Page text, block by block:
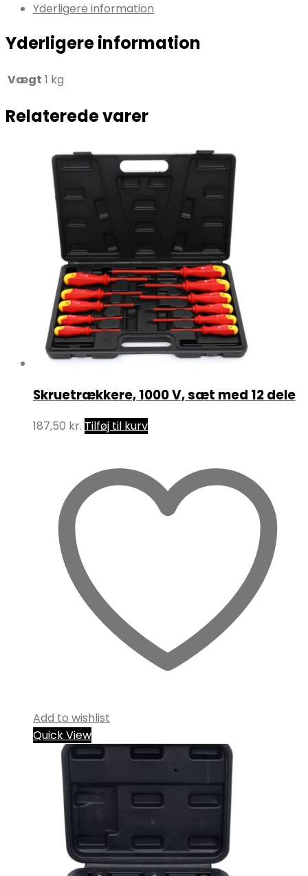
Yderligere information
Yderligere information
Vægt 1 kg
Relaterede varer
Skruetrækkere, 1000 V, sæt med 12 dele
187,50 kr. Tilføj til kurv
Add to wishlist
Quick View